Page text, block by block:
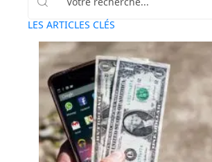
LES ARTICLES CLÉS